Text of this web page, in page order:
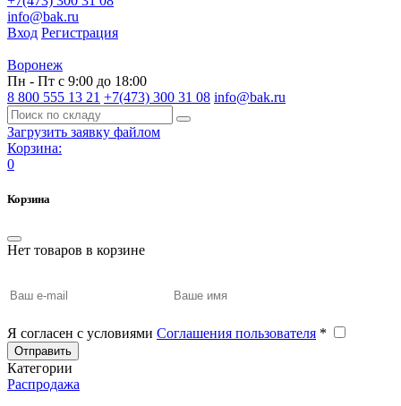
info@bak.ru
Вход Регистрация
Воронеж
Пн - Пт с 9:00 до 18:00
8 800 555 13 21 +7(473) 300 31 08 info@bak.ru
Загрузить заявку файлом
Корзина:
0
Корзина
Нет товаров в корзине
Я согласен с условиями Соглашения пользователя *
Отправить
Категории
Распродажа